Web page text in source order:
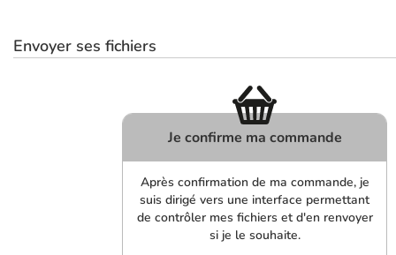
Envoyer ses fichiers
Je confirme ma commande
Après confirmation de ma commande, je
suis dirigé vers une interface permettant
de contrôler mes fichiers et d'en renvoyer
si je le souhaite.